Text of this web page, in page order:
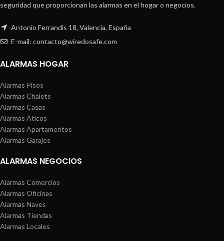
seguridad que proporcionan las alarmas en el hogar o negocios.
Antonio Ferrandis 18, Valencia, España
E-mail: contacto@wiredosafe.com
ALARMAS HOGAR
Alarmas Pisos
Alarmas Chalets
Alarmas Casas
Alarmas Áticos
Alarmas Apartamentos
Alarmas Garajes
ALARMAS NEGOCIOS
Alarmas Comercios
Alarmas Oficinas
Alarmas Naves
Alarmas Tiendas
Alarmas Locales